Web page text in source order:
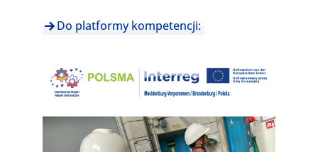
Do platformy kompetencji: